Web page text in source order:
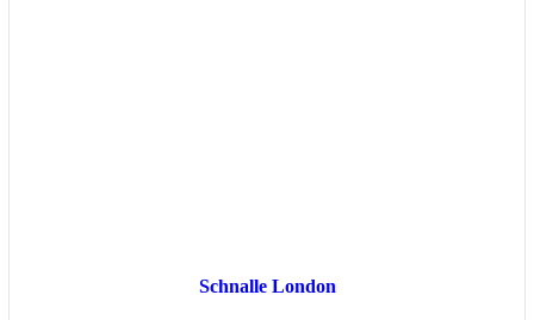
Schnalle London